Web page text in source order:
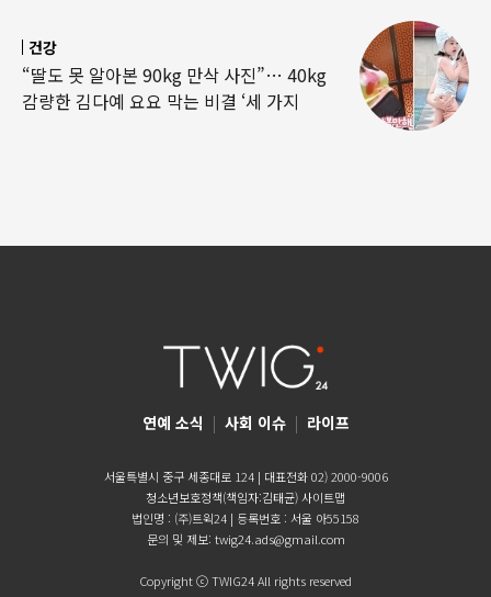
건강
“딸도 못 알아본 90kg 만삭 사진”… 40kg
감량한 김다예 요요 막는 비결 ‘세 가지
연예 소식 | 사회 이슈 | 라이프
서울특별시 중구 세종대로 124 | 대표전화 02) 2000-9006
청소년보호정책(책임자:김태균)사이트맵
법인명 : (주)트윅24 | 등록번호 : 서울 아55158
문의 및 제보: twig24.ads@gmail.com
Copyright ⓒ TWIG24 All rights reserved